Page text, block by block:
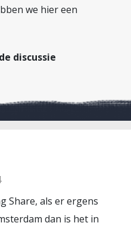
we hier een
discussie
Share, als er ergens
dan is het in